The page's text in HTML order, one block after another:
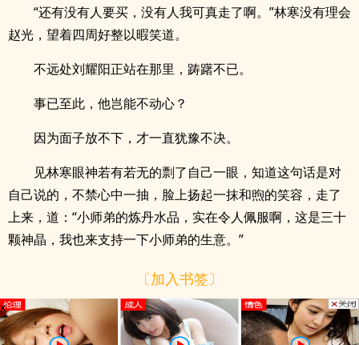
“还有没有人要买，没有人我可真走了啊。”林寒没有理会
赵光，望着四周好整以暇笑道。
不远处刘耀阳正站在那里，踌躇不已。
事已至此，他岂能不动心？
因为面子放不下，才一直犹豫不决。
见林寒眼神若有若无的剽了自己一眼，知道这句话是对
自己说的，不禁心中一抽，脸上扬起一抹和煦的笑容，走了
上来，道：“小师弟的炼丹水品，实在令人佩服啊，这是三十
颗神晶，我也来支持一下小师弟的生意。”
〔加入书签〕
x